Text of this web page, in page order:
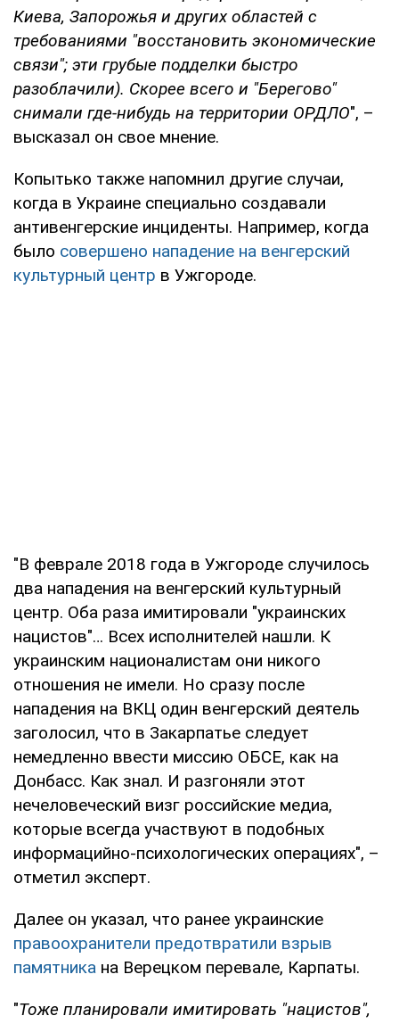
Киева, Запорожья и других областей с
требованиями "восстановить экономические
связи"; эти грубые подделки быстро
разоблачили). Скорее всего и "Берегово"
снимали где-нибудь на территории ОРДЛО", –
высказал он свое мнение.
Копытько также напомнил другие случаи,
когда в Украине специально создавали
антивенгерские инциденты. Например, когда
было совершено нападение на венгерский
культурный центр в Ужгороде.
"В феврале 2018 года в Ужгороде случилось
два нападения на венгерский культурный
центр. Оба раза имитировали "украинских
нацистов"… Всех исполнителей нашли. К
украинским националистам они никого
отношения не имели. Но сразу после
нападения на ВКЦ один венгерский деятель
заголосил, что в Закарпатье следует
немедленно ввести миссию ОБСЕ, как на
Донбасс. Как знал. И разгоняли этот
нечеловеческий визг российские медиа,
которые всегда участвуют в подобных
информацийно-психологических операциях", –
отметил эксперт.
Далее он указал, что ранее украинские
правоохранители предотвратили взрыв
памятника на Верецком перевале, Карпаты.
"Тоже планировали имитировать "нацистов",